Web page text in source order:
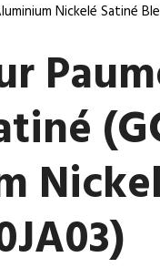
Nickelé Satiné